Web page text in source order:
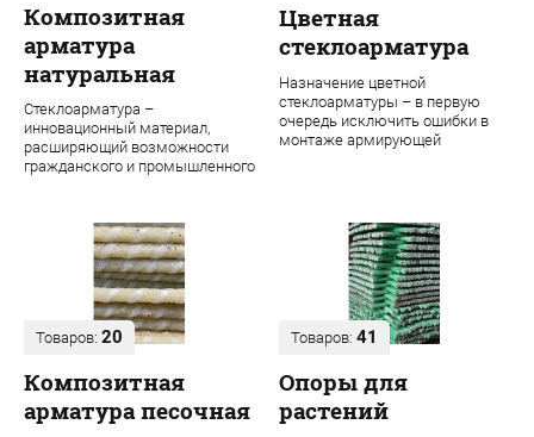
Композитная
арматура
натуральная
Стеклоарматура –
инновационный материал,
расширяющий возможности
гражданского и промышленного
Цветная
стеклоарматура
Назначение цветной
стеклоарматуры – в первую
очередь исключить ошибки в
монтаже армирующей
Товаров: 20
Композитная
арматура песочная
Товаров: 41
Опоры для
растений